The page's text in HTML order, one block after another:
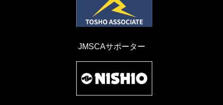
JMSCAサポーター